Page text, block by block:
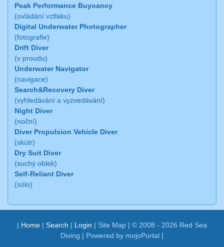
Peak Performance Buyoancy
(ovládání vztlaku)
Digital Underwater Photographer
(fotografie)
Drift Diver
(v proudu)
Underwater Navigator
(navigace)
Search&Recovery Diver
(vyhledávání a vyzvedávání)
Night Diver
(noční)
Diver Propulsion Vehicle Diver
(skútr)
Dry Suit Diver
(suchý oblek)
Self-Reliant Diver
(sólo)
| Home | Search | Login | Site Map | © 2008 - 2026 Red Sea
Diving | Powered by mojoPortal |